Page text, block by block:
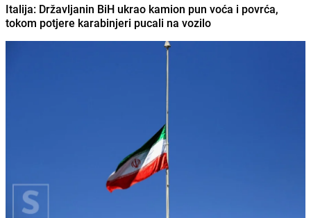
Italija: Državljanin BiH ukrao kamion pun voća i povrća,
tokom potjere karabinjeri pucali na vozilo